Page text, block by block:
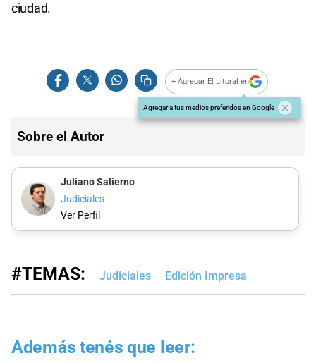
ciudad.
+ Agregar El Litoral en
Agregar a tus medios preferidos en Google
Sobre el Autor
Juliano Salierno
Judiciales
Ver Perfil
#TEMAS: Judiciales Edición Impresa
Además tenés que leer: